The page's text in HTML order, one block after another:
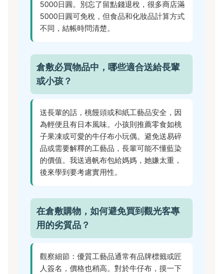
5000日圓。別忘了留點錢退稅，很多商店滿
5000日圓可免稅，但食品和化妝品計算方式
不同，結帳時問清楚。
倉敷必買物品中，哪些適合送給長輩
或小孩？
送長輩的話，桃饅頭或和紙工藝品安全，因
為輕便且有日本風味。小孩則推薦零食如桃
子果凍或可愛的牛仔布小玩偶。避免送易碎
品或需要解釋的工藝品，長輩可能不懂藍染
的價值。我送過帆布包給媽媽，她嫌太重，
後來學到要考慮實用性。
在倉敷購物，如何避免買到觀光客專
用的劣質品？
觀察細節：優質工藝品通常有品牌標籤或匠
人簽名，價格也稍高。對於牛仔布，摸一下